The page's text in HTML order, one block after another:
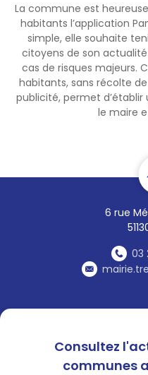
La commune est
habitants l’application
simple, elle souhaite
citoyens de son
cas de risques majeurs.
habitants, sans récolte
publicité, permet
le maire
6 rue
03
Consultez
communes